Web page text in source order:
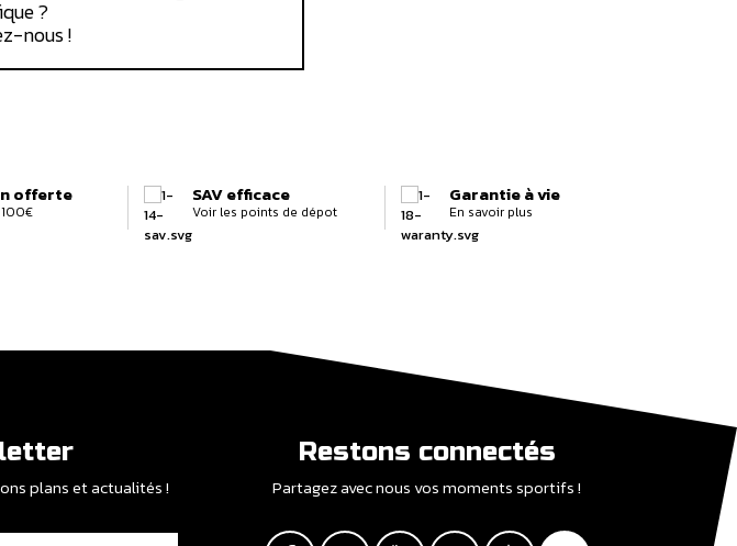
?
nous !
offerte SAV efficace
Voir les points de dépot
Garantie à vie
En savoir plus
plans et actualités !
Restons connectés
Partagez avec nous vos moments sportifs !